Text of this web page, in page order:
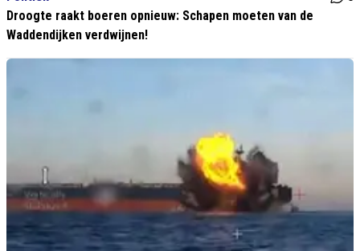
Droogte raakt boeren opnieuw: Schapen moeten van de
Waddendijken verdwijnen!